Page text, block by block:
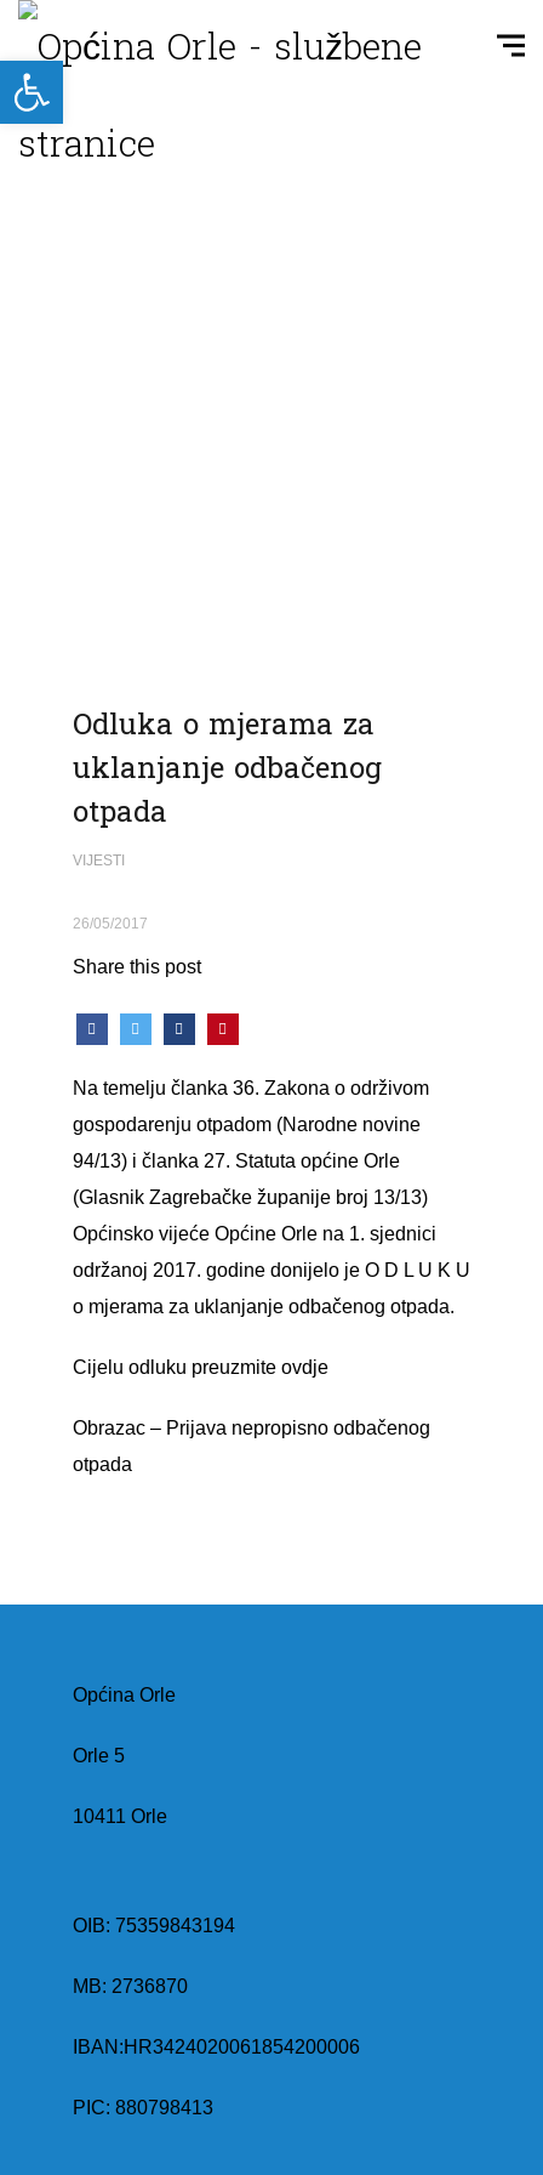
Open toolbar
Odluka o mjerama za
uklanjanje odbačenog
otpada
VIJESTI
26/05/2017
Share this post
Na temelju članka 36. Zakona o održivom
gospodarenju otpadom (Narodne novine
94/13) i članka 27. Statuta općine Orle
(Glasnik Zagrebačke županije broj 13/13)
Općinsko vijeće Općine Orle na 1. sjednici
održanoj 2017. godine donijelo je O D L U K U
o mjerama za uklanjanje odbačenog otpada.
Cijelu odluku preuzmite ovdje
Obrazac – Prijava nepropisno odbačenog
otpada
Općina Orle
Orle 5
10411 Orle
OIB: 75359843194
MB: 2736870
IBAN:HR3424020061854200006
PIC: 880798413